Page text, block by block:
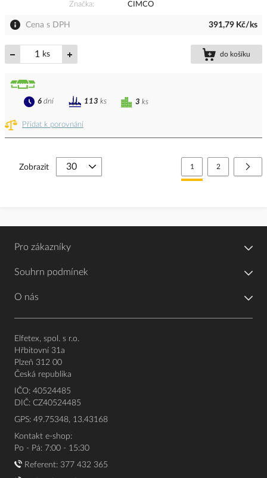
Značka
CIMCO
Cena s DPH 391,79 Kč/ks
ks do košíku
Přidat k porovnání
3 ks
6 dní 113 ks
Stránka
Právě si prohlížíte
1 Stránka
2
Zobrazit
Pro zákazníky
Souhrn podmínek
O nás
Elfetex, spol. s r.o.
Hřbitovní 31a
Plzeň 312 00
Česká republika
IČO: 40524485
DIČ: CZ40524485
GPS: 49.75348, 13.43168
Kontakt e-shop:
Po - Pá: 7:00 - 15:30
Referent: 377 432 365